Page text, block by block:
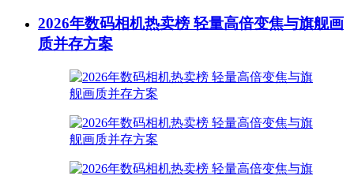
2026年数码相机热卖榜 轻量高倍变焦与旗舰画
质并存方案